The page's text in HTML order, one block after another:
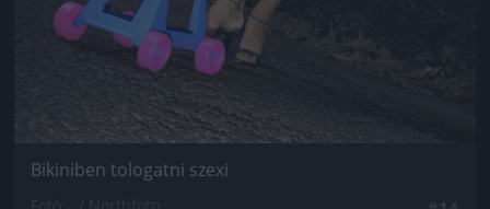
Bikiniben tologatni szexi